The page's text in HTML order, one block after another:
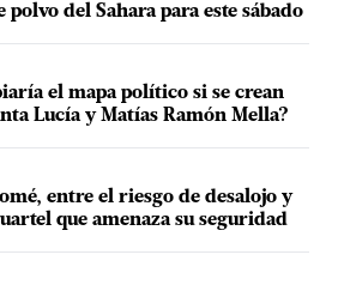
del Sahara para este sábado
el mapa político si se crean
Lucía y Matías Ramón Mella?
entre el riesgo de desalojo y
que amenaza su seguridad